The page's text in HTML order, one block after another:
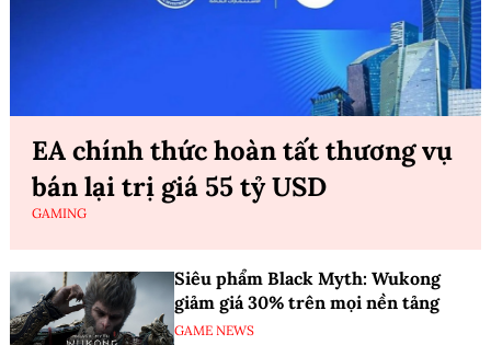
EA chính thức hoàn tất thương vụ
bán lại trị giá 55 tỷ USD
GAMING
Siêu phẩm Black Myth: Wukong
giảm giá 30% trên mọi nền tảng
GAME NEWS